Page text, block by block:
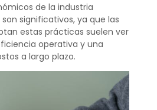
de la industria
significativos, ya que las
estas prácticas suelen ver
operativa y una
a largo plazo.